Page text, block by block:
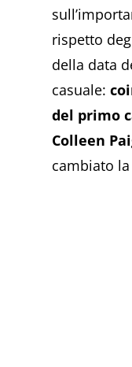
rispetto
della data
casuale:
del primo
Colleen
cambiato